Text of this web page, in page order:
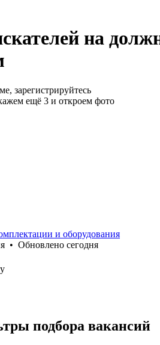
на
зарегистрируйтесь
ещё 3 и откроем фото
и оборудования
• Обновлено сегодня
подбора вакансий